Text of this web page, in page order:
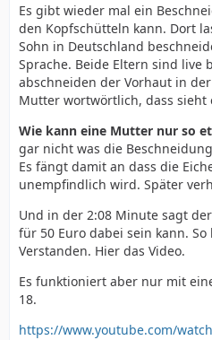
Es gibt wieder mal ein
den Kopfschütteln kann. Dort
Sohn in Deutschland
Sprache. Beide Eltern sind live
abschneiden der Vorhaut in
Mutter wortwörtlich, dass
Wie kann eine Mutter nur so
gar nicht was die
Es fängt damit an dass die
unempfindlich wird. Später
Und in der 2:08 Minute sagt
für 50 Euro dabei sein kann.
Verstanden. Hier das Video.
Es funktioniert aber nur mit
18.
https://www.youtube.com/